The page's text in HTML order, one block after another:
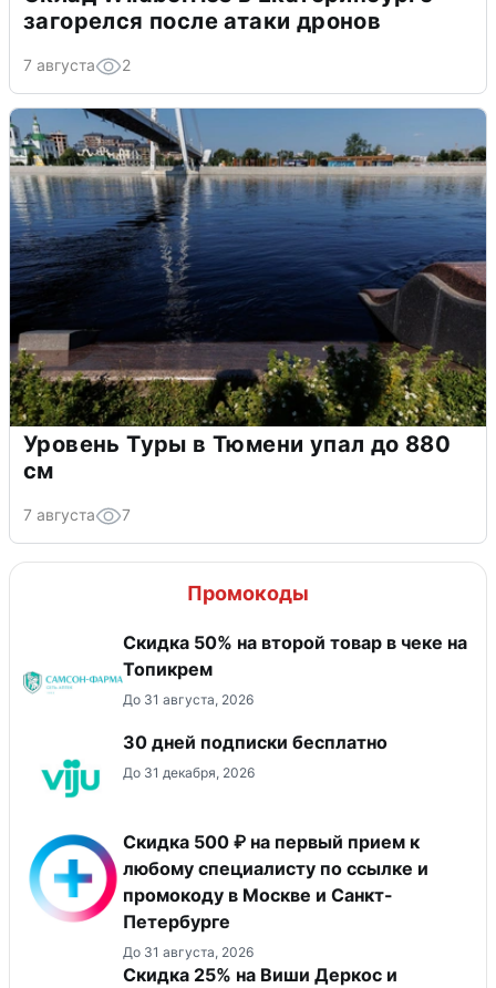
загорелся после атаки дронов
7 августа 2
Уровень Туры в Тюмени упал до 880
см
7 августа 7
Промокоды
Скидка 50% на второй товар в чеке на
Топикрем
До 31 августа, 2026
30 дней подписки бесплатно
До 31 декабря, 2026
Скидка 500 ₽ на первый прием к
любому специалисту по ссылке и
промокоду в Москве и Санкт-
Петербурге
До 31 августа, 2026
Скидка 25% на Виши Деркос и